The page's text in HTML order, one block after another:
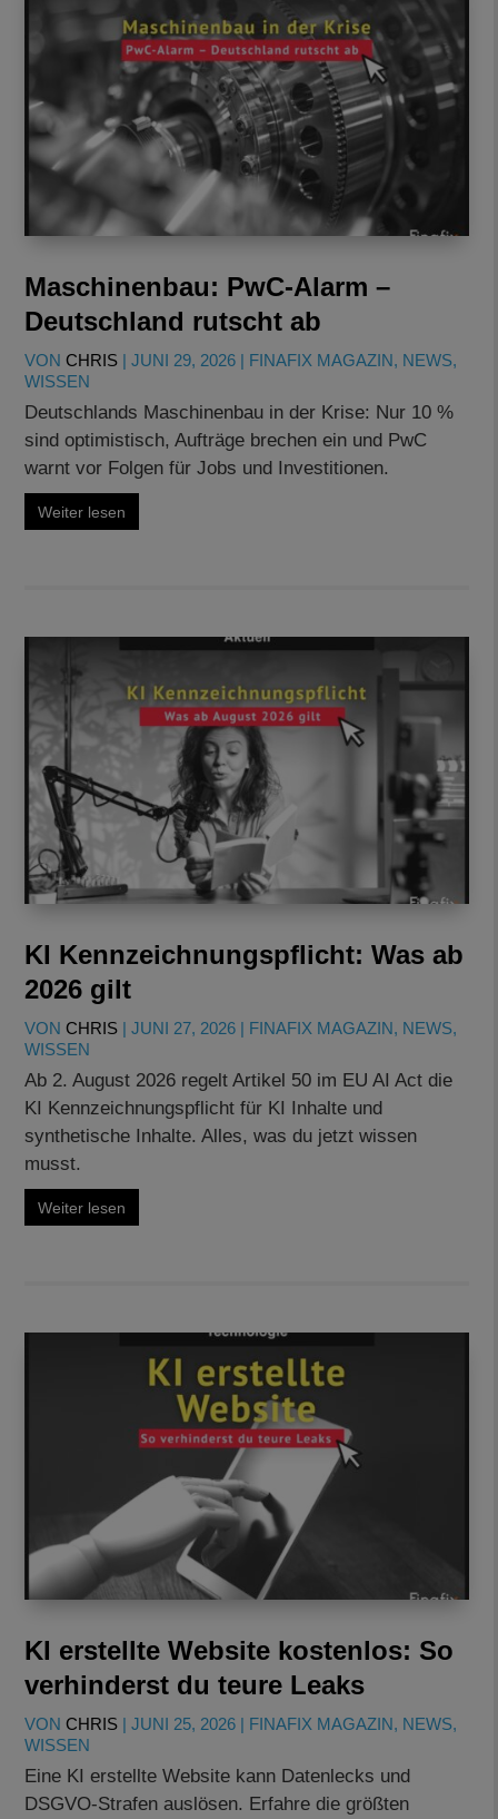
Maschinenbau: PwC-Alarm –
Deutschland rutscht ab
VONCHRIS |JUNI 29, 2026 | FINAFIX MAGAZIN, NEWS,
WISSEN
Deutschlands Maschinenbau in der Krise: Nur 10 %
sind optimistisch, Aufträge brechen ein und PwC
warnt vor Folgen für Jobs und Investitionen.
Weiter lesen
KI Kennzeichnungspflicht: Was ab
2026 gilt
VONCHRIS |JUNI 27, 2026 | FINAFIX MAGAZIN, NEWS,
WISSEN
Ab 2. August 2026 regelt Artikel 50 im EU AI Act die
KI Kennzeichnungspflicht für KI Inhalte und
synthetische Inhalte. Alles, was du jetzt wissen
musst.
Weiter lesen
KI erstellte Website kostenlos: So
verhinderst du teure Leaks
VONCHRIS |JUNI 25, 2026 | FINAFIX MAGAZIN, NEWS,
WISSEN
Eine KI erstellte Website kann Datenlecks und
DSGVO-Strafen auslösen. Erfahre die größten